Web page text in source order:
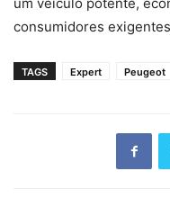
consumidores
TAGS Expert Peugeot